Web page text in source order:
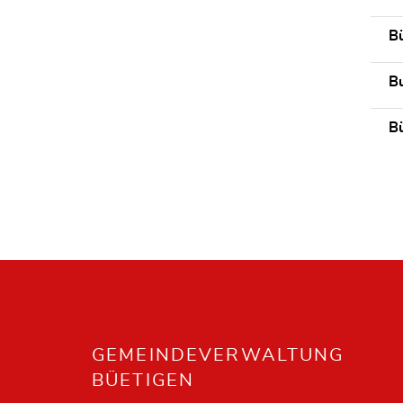
Fusszeile
GEMEINDEVERWALTUNG
BÜETIGEN